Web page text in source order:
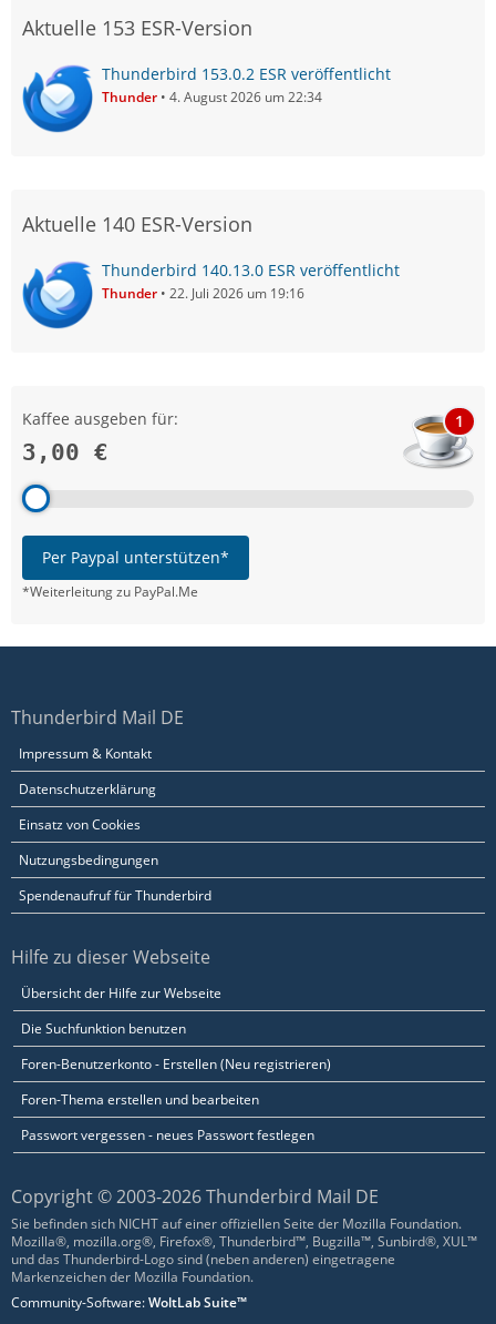
Aktuelle 153 ESR-Version
Thunderbird 153.0.2 ESR veröffentlicht
Thunder 4. August 2026 um 22:34
Aktuelle 140 ESR-Version
Thunderbird 140.13.0 ESR veröffentlicht
Thunder 22. Juli 2026 um 19:16
Kaffee ausgeben für:
3,00 €
1
Per Paypal unterstützen*
*Weiterleitung zu PayPal.Me
Thunderbird Mail DE
Impressum & Kontakt
Datenschutzerklärung
Einsatz von Cookies
Nutzungsbedingungen
Spendenaufruf für Thunderbird
Hilfe zu dieser Webseite
Übersicht der Hilfe zur Webseite
Die Suchfunktion benutzen
Foren-Benutzerkonto - Erstellen (Neu registrieren)
Foren-Thema erstellen und bearbeiten
Passwort vergessen - neues Passwort festlegen
Copyright © 2003-2026 Thunderbird Mail DE
Sie befinden sich NICHT auf einer offiziellen Seite der Mozilla Foundation.
Mozilla®, mozilla.org®, Firefox®, Thunderbird™, Bugzilla™, Sunbird®, XUL™
und das Thunderbird-Logo sind (neben anderen) eingetragene
Markenzeichen der Mozilla Foundation.
Community-Software:WoltLab Suite™